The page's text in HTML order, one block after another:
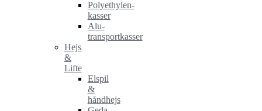
Polyethylen-
kasser
Alu-
transportkasser
Hejs
&
Lifte
Elspil
&
håndhejs